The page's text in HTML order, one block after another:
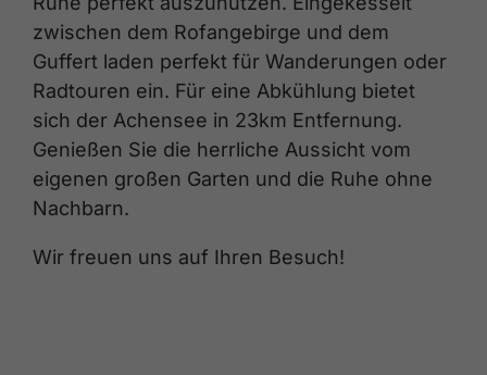
zwischen dem Rofangebirge und dem
Guffert laden perfekt für Wanderungen oder
Radtouren ein. Für eine Abkühlung bietet
sich der Achensee in 23km Entfernung.
Genießen Sie die herrliche Aussicht vom
eigenen großen Garten und die Ruhe ohne
Nachbarn.
Wir freuen uns auf Ihren Besuch!